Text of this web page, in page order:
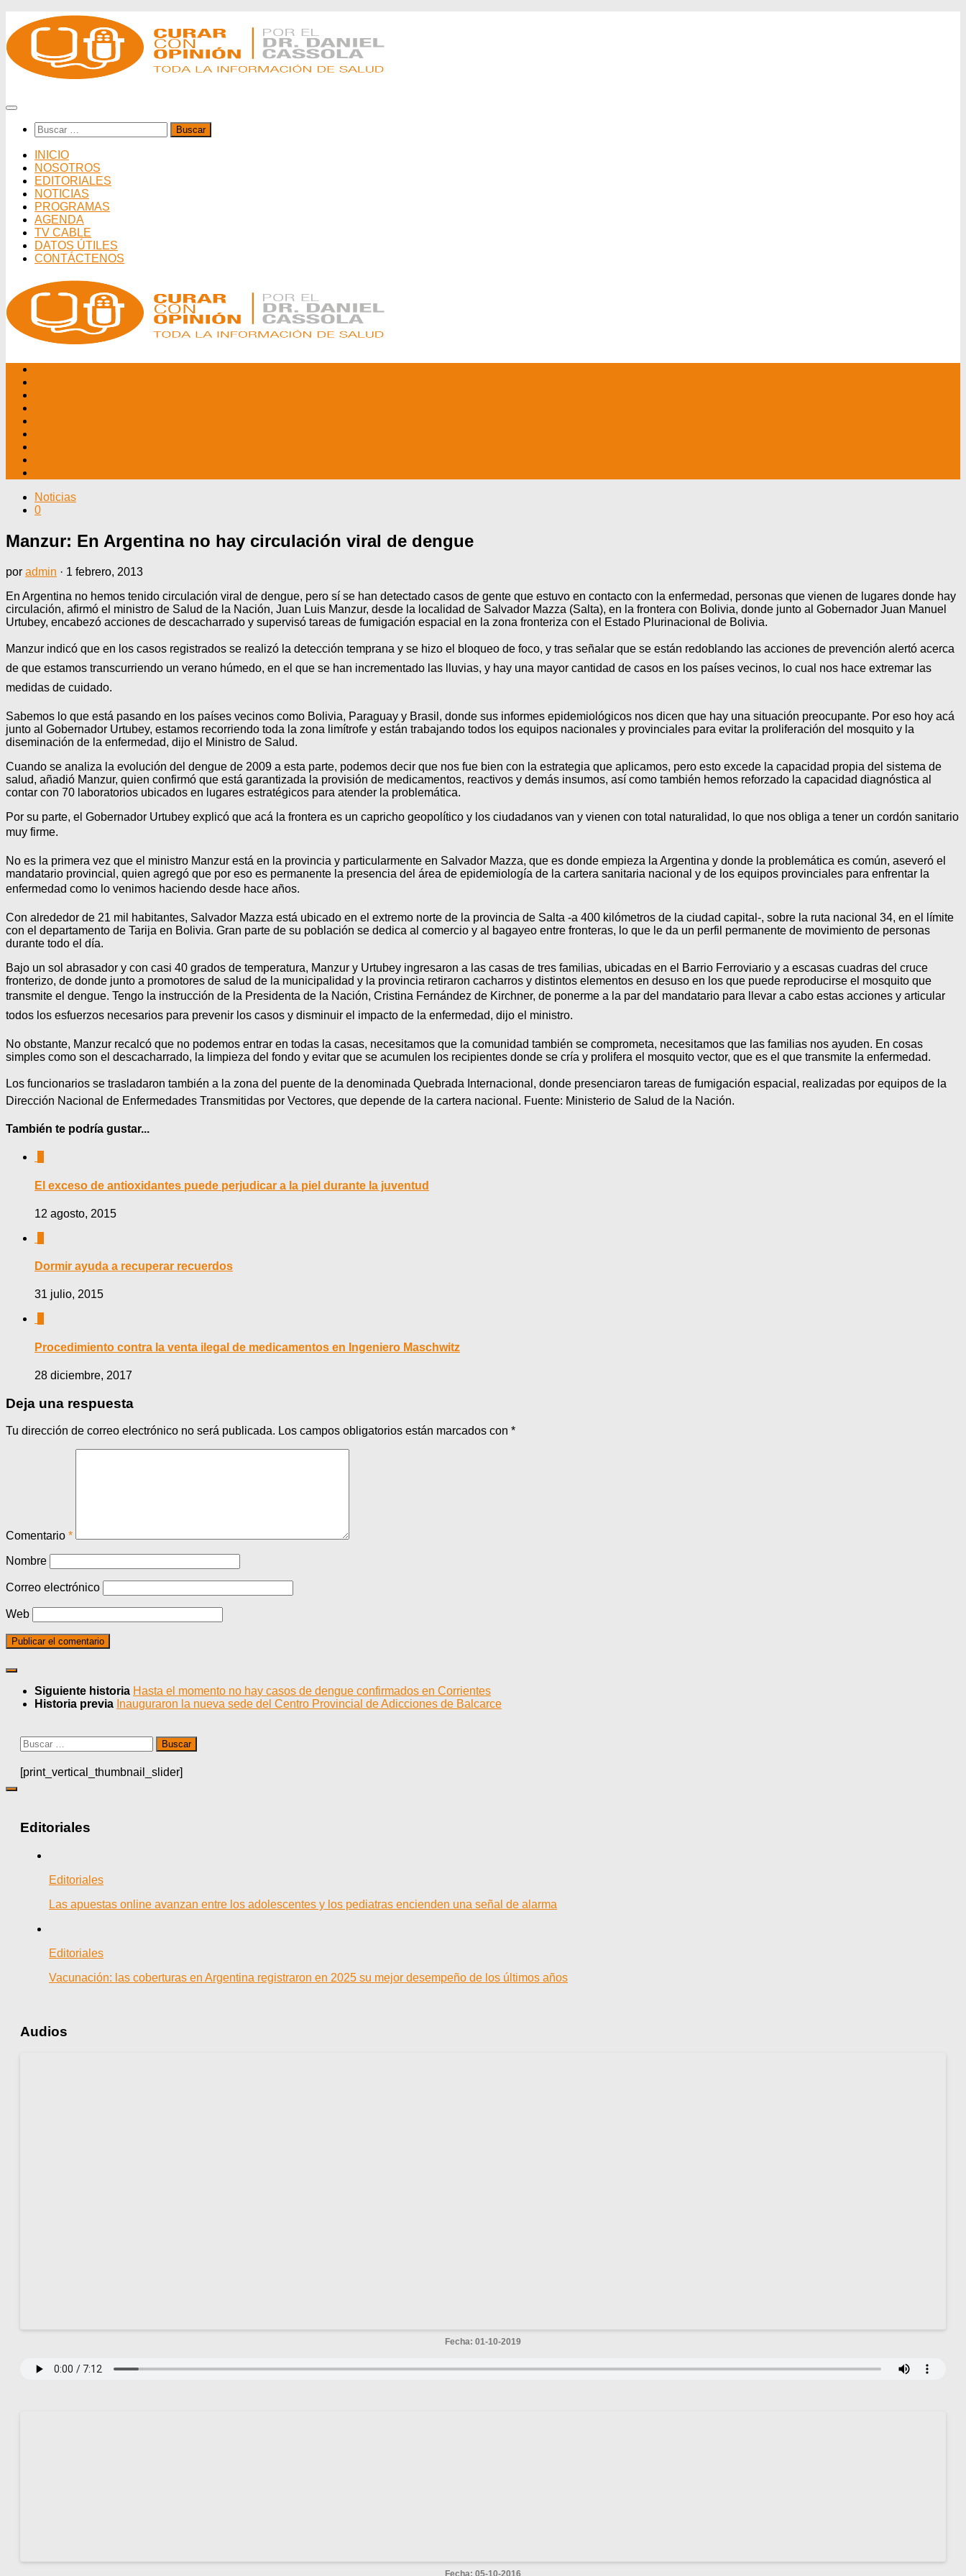
al
contenido
Buscar:
INICIO
NOSOTROS
EDITORIALES
NOTICIAS
PROGRAMAS
AGENDA
TV CABLE
DATOS ÚTILES
CONTÁCTENOS
Noticias
0
Manzur: En Argentina no hay circulación viral de dengue
por admin · 1 febrero, 2013
En Argentina no hemos tenido circulación viral de dengue, pero sí se han detectado casos de gente que estuvo en contacto con la enfermedad, personas que vienen de lugares donde hay
circulación, afirmó el ministro de Salud de la Nación, Juan Luis Manzur, desde la localidad de Salvador Mazza (Salta), en la frontera con Bolivia, donde junto al Gobernador Juan Manuel
Urtubey, encabezó acciones de descacharrado y supervisó tareas de fumigación espacial en la zona fronteriza con el Estado Plurinacional de Bolivia.
Manzur indicó que en los casos registrados se realizó la detección temprana y se hizo el bloqueo de foco, y tras señalar que se están redoblando las acciones de prevención alertó acerca
de que estamos transcurriendo un verano húmedo, en el que se han incrementado las lluvias, y hay una mayor cantidad de casos en los países vecinos, lo cual nos hace extremar las
medidas de cuidado.
Sabemos lo que está pasando en los países vecinos como Bolivia, Paraguay y Brasil, donde sus informes epidemiológicos nos dicen que hay una situación preocupante. Por eso hoy acá
junto al Gobernador Urtubey, estamos recorriendo toda la zona limítrofe y están trabajando todos los equipos nacionales y provinciales para evitar la proliferación del mosquito y la
diseminación de la enfermedad, dijo el Ministro de Salud.
Cuando se analiza la evolución del dengue de 2009 a esta parte, podemos decir que nos fue bien con la estrategia que aplicamos, pero esto excede la capacidad propia del sistema de
salud, añadió Manzur, quien confirmó que está garantizada la provisión de medicamentos, reactivos y demás insumos, así como también hemos reforzado la capacidad diagnóstica al
contar con 70 laboratorios ubicados en lugares estratégicos para atender la problemática.
Por su parte, el Gobernador Urtubey explicó que acá la frontera es un capricho geopolítico y los ciudadanos van y vienen con total naturalidad, lo que nos obliga a tener un cordón sanitario
muy firme.
No es la primera vez que el ministro Manzur está en la provincia y particularmente en Salvador Mazza, que es donde empieza la Argentina y donde la problemática es común, aseveró el
mandatario provincial, quien agregó que por eso es permanente la presencia del área de epidemiología de la cartera sanitaria nacional y de los equipos provinciales para enfrentar la
enfermedad como lo venimos haciendo desde hace años.
Con alrededor de 21 mil habitantes, Salvador Mazza está ubicado en el extremo norte de la provincia de Salta -a 400 kilómetros de la ciudad capital-, sobre la ruta nacional 34, en el límite
con el departamento de Tarija en Bolivia. Gran parte de su población se dedica al comercio y al bagayeo entre fronteras, lo que le da un perfil permanente de movimiento de personas
durante todo el día.
Bajo un sol abrasador y con casi 40 grados de temperatura, Manzur y Urtubey ingresaron a las casas de tres familias, ubicadas en el Barrio Ferroviario y a escasas cuadras del cruce
fronterizo, de donde junto a promotores de salud de la municipalidad y la provincia retiraron cacharros y distintos elementos en desuso en los que puede reproducirse el mosquito que
transmite el dengue. Tengo la instrucción de la Presidenta de la Nación, Cristina Fernández de Kirchner, de ponerme a la par del mandatario para llevar a cabo estas acciones y articular
todos los esfuerzos necesarios para prevenir los casos y disminuir el impacto de la enfermedad, dijo el ministro.
No obstante, Manzur recalcó que no podemos entrar en todas la casas, necesitamos que la comunidad también se comprometa, necesitamos que las familias nos ayuden. En cosas
simples como son el descacharrado, la limpieza del fondo y evitar que se acumulen los recipientes donde se cría y prolifera el mosquito vector, que es el que transmite la enfermedad.
Los funcionarios se trasladaron también a la zona del puente de la denominada Quebrada Internacional, donde presenciaron tareas de fumigación espacial, realizadas por equipos de la
Dirección Nacional de Enfermedades Transmitidas por Vectores, que depende de la cartera nacional. Fuente: Ministerio de Salud de la Nación.
También te podría gustar...
El exceso de antioxidantes puede perjudicar a la piel durante la juventud
12 agosto, 2015
Dormir ayuda a recuperar recuerdos
31 julio, 2015
Procedimiento contra la venta ilegal de medicamentos en Ingeniero Maschwitz
28 diciembre, 2017
Deja una respuesta
Tu dirección de correo electrónico no será publicada. Los campos obligatorios están marcados con *
Comentario *
Nombre
Correo electrónico
Web
Siguiente historia Hasta el momento no hay casos de dengue confirmados en Corrientes
Historia previa Inauguraron la nueva sede del Centro Provincial de Adicciones de Balcarce
Buscar:
[print_vertical_thumbnail_slider]
Editoriales
Editoriales
Las apuestas online avanzan entre los adolescentes y los pediatras encienden una señal de alarma
Editoriales
Vacunación: las coberturas en Argentina registraron en 2025 su mejor desempeño de los últimos años
Audios
Fecha: 01-10-2019